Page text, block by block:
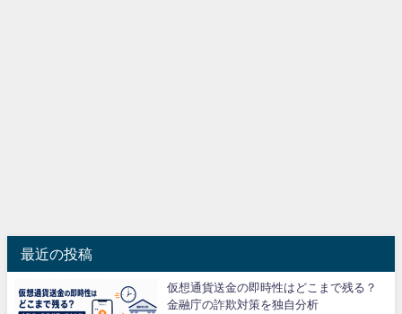
最近の投稿
仮想通貨送金の即時性はどこまで残る？
金融庁の詐欺対策を独自分析